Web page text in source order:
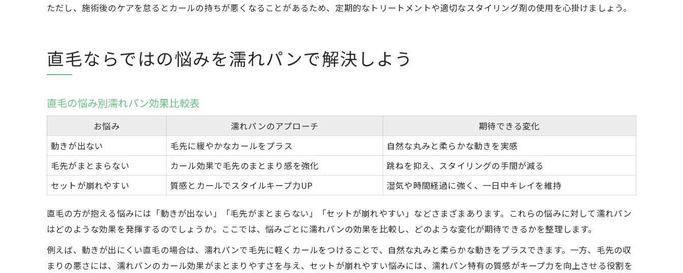
ただし、施術後のケアを怠るとカールの持ちが悪くなることがあるため、定期的なトリートメントや適切なスタイリング剤の使用を心掛けましょう。
直毛ならではの悩みを濡れパンで解決しよう
直毛の悩み別濡れパン効果比較表
お悩み 濡れパンのアプローチ
期待できる変化
動きが出ない
毛先に緩やかなカールをプラス
自然な丸みと柔らかな動きを実感
毛先がまとまらない
カール効果で毛先のまとまり感を強化
跳ねを抑え、スタイリングの手間が減る
セットが崩れやすい
質感とカールでスタイルキープ力UP 湿気や時間経過に強く、一日中キレイを維持
直毛の方が抱える悩みには「動きが出ない」「毛先がまとまらない」「セットが崩れやすい」などさまざまあります。これらの悩みに対して濡れパン
はどのような効果を発揮するのでしょうか。ここでは、悩みごとに濡れパンの効果を比較し、どのような変化が期待できるかを整理します。
例えば、動きが出にくい直毛の場合は、濡れパンで毛先に軽くカールをつけることで、自然な丸みと柔らかな動きをプラスできます。一方、毛先の収
まりの悪さには、濡れパンのカール効果がまとまりやすさを与え、セットが崩れやすい悩みには、濡れパン特有の質感がキープ力を向上させる役割を